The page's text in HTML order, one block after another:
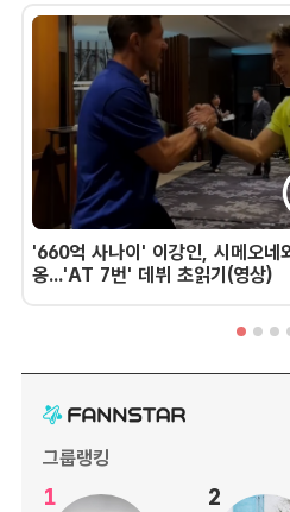
'660억 사나이' 이강인, 시메오네
옹...'AT 7번' 데뷔 초읽기(영상)
그룹랭킹
1 2